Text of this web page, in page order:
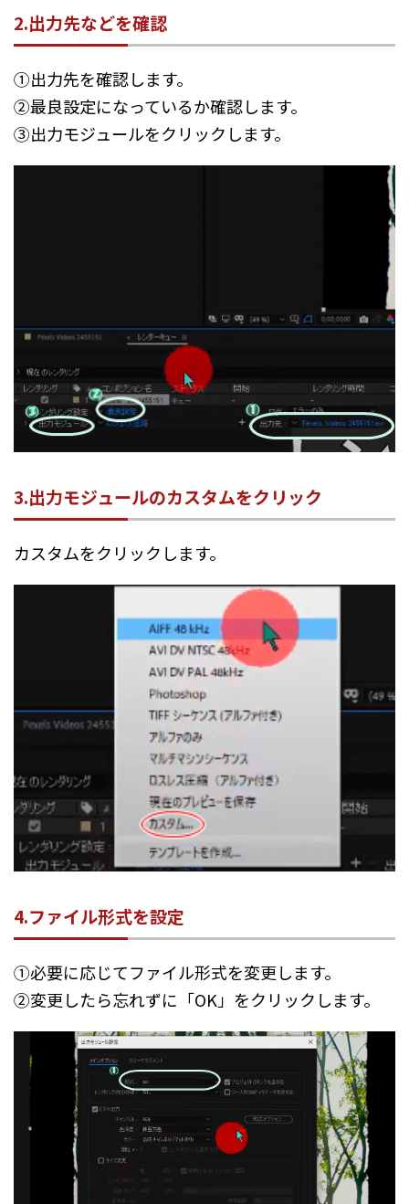
2.出力先などを確認
①出力先を確認します。
②最良設定になっているか確認します。
③出力モジュールをクリックします。
3.出力モジュールのカスタムをクリック
カスタムをクリックします。
4.ファイル形式を設定
①必要に応じてファイル形式を変更します。
②変更したら忘れずに「OK」をクリックします。